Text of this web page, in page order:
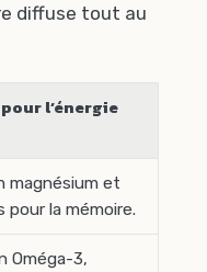
diffuse tout au
l’énergie
magnésium et
pour la mémoire.
Oméga-3,